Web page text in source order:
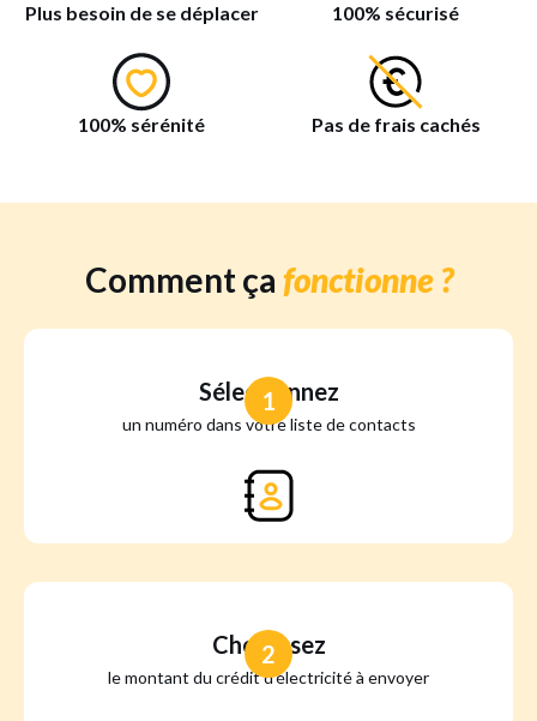
Plus besoin de se déplacer 100% sécurisé
100% sérénité Pas de frais cachés
Comment ça fonctionne ?
Sélectionnez
un numéro dans votre liste de contacts
1
Choisissez
le montant du crédit d'électricité à envoyer
2